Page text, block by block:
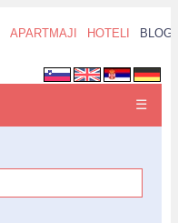
APARTMAJI HOTELI BLOG
☰